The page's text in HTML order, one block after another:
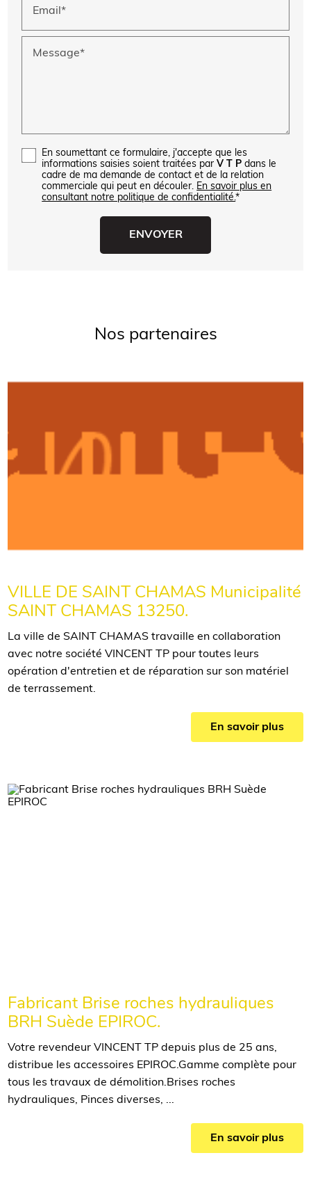
Email*
Message*
En soumettant ce formulaire, j'accepte que les
informations saisies soient traitées parV T P dans le
cadre de ma demande de contact et de la relation
commerciale qui peut en découler. En savoir plus en
consultant notre politique de confidentialité.*
Nos partenaires
VILLE DE SAINT CHAMAS Municipalité
SAINT CHAMAS 13250.
La ville de SAINT CHAMAS travaille en collaboration
avec notre société VINCENT TP pour toutes leurs
opération d'entretien et de réparation sur son matériel
de terrassement.
En savoir plus
Fabricant Brise roches hydrauliques
BRH Suède EPIROC.
Votre revendeur VINCENT TP depuis plus de 25 ans,
distribue les accessoires EPIROC.Gamme complète pour
tous les travaux de démolition.Brises roches
hydrauliques, Pinces diverses, ...
En savoir plus